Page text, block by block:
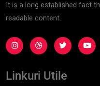
It is a long established fact
readable content.
Linkuri Utile